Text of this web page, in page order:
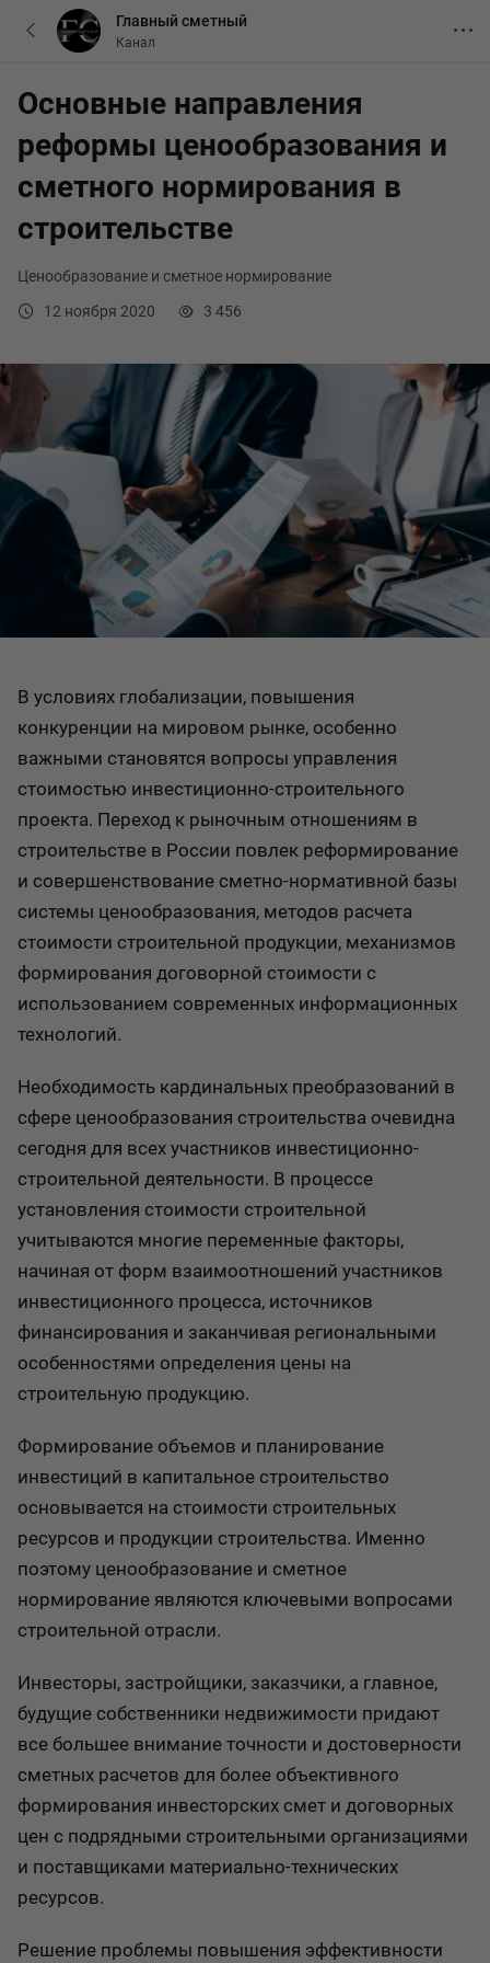
Ценообразование и сметное нормирование
12 ноября 2020
3 456
Основные направления
реформы ценообразования и
сметного нормирования в
строительстве
В условиях глобализации, повышения
конкуренции на мировом рынке, особенно
важными становятся вопросы управления
стоимостью инвестиционно-строительного
проекта. Переход к рыночным отношениям в
строительстве в России повлек реформирование
и совершенствование сметно-нормативной базы
системы ценообразования, методов расчета
стоимости строительной продукции, механизмов
формирования договорной стоимости с
использованием современных информационных
технологий.
Необходимость кардинальных преобразований в
сфере ценообразования строительства очевидна
сегодня для всех участников инвестиционно-
строительной деятельности. В процессе
установления стоимости строительной
учитываются многие переменные факторы,
начиная от форм взаимоотношений участников
инвестиционного процесса, источников
финансирования и заканчивая региональными
особенностями определения цены на
строительную продукцию.
Формирование объемов и планирование
инвестиций в капитальное строительство
основывается на стоимости строительных
ресурсов и продукции строительства. Именно
поэтому ценообразование и сметное
нормирование являются ключевыми вопросами
строительной отрасли.
Инвесторы, застройщики, заказчики, а главное,
будущие собственники недвижимости придают
все большее внимание точности и достоверности
сметных расчетов для более объективного
формирования инвесторских смет и договорных
цен с подрядными строительными организациями
и поставщиками материально-технических
ресурсов.
Решение проблемы повышения эффективности
Главный сметный
Канал